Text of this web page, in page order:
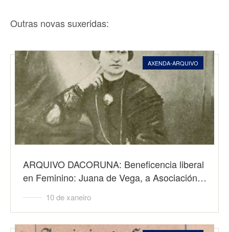
Outras novas suxeridas:
AXENDA-ARQUIVO
ARQUIVO DACORUNA: Beneficencia liberal
en Feminino: Juana de Vega, a Asociación…
10 de xaneiro